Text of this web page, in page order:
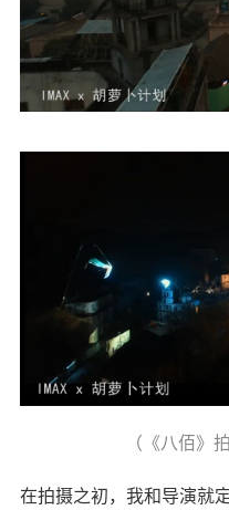
（《八佰》
在拍摄之初，我和导演就